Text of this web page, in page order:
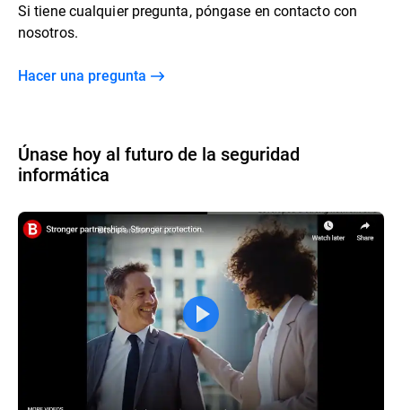
Si tiene cualquier pregunta, póngase en contacto con
nosotros.
Hacer una pregunta
Únase hoy al futuro de la seguridad
informática